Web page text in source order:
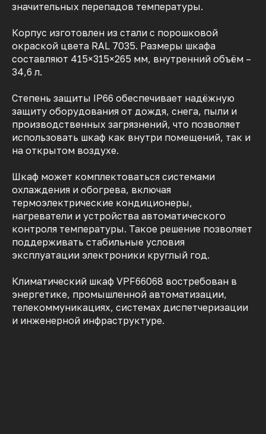
значительных перепадов температуры.
Корпус изготовлен из стали с порошковой
окраской цвета RAL 7035. Размеры шкафа
составляют 415×315×265 мм, внутренний объём –
34,6 л.
Степень защиты IP66 обеспечивает надёжную
защиту оборудования от дождя, снега, пыли и
производственных загрязнений, что позволяет
использовать шкаф как внутри помещений, так и
на открытом воздухе.
Шкаф может комплектоваться системами
охлаждения и обогрева, включая
термоэлектрические кондиционеры,
нагреватели и устройства автоматического
контроля температуры. Такое решение позволяет
поддерживать стабильные условия
эксплуатации электроники круглый год.
Климатический шкаф VPF66068 востребован в
энергетике, промышленной автоматизации,
телекоммуникациях, системах диспетчеризации
и инженерной инфраструктуре.